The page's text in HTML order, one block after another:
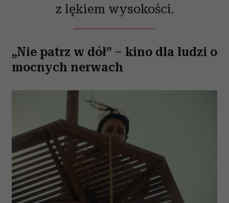
z lękiem wysokości.
„Nie patrz w dół” – kino dla ludzi o
mocnych nerwach